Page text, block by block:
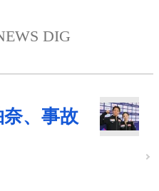
DIG
、事故